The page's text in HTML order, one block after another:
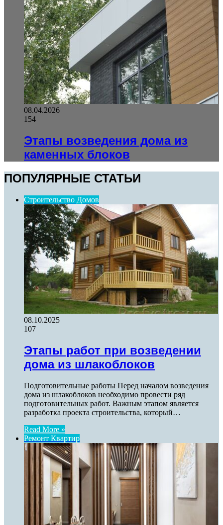
08.04.2026
154
Этапы возведения дома из
каменных блоков
ПОПУЛЯРНЫЕ СТАТЬИ
Строительство Домов
08.10.2025
107
Этапы работ при возведении
дома из шлакоблоков
Подготовительные работы Перед началом возведения
дома из шлакоблоков необходимо провести ряд
подготовительных работ. Важным этапом является
разработка проекта строительства, который…
Read More »
Ремонт Квартир